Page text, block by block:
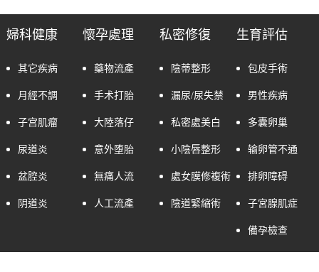
婦科健康
其它疾病
月經不調
子宫肌瘤
尿道炎
盆腔炎
阴道炎
懷孕處理
藥物流產
手术打胎
大陸落仔
意外堕胎
無痛人流
人工流產
私密修復
陰蒂整形
漏尿/尿失禁
私密處美白
小陰唇整形
處女膜修複術
陰道緊縮術
生育評估
包皮手術
男性疾病
多囊卵巢
输卵管不通
排卵障碍
子宮腺肌症
備孕檢查